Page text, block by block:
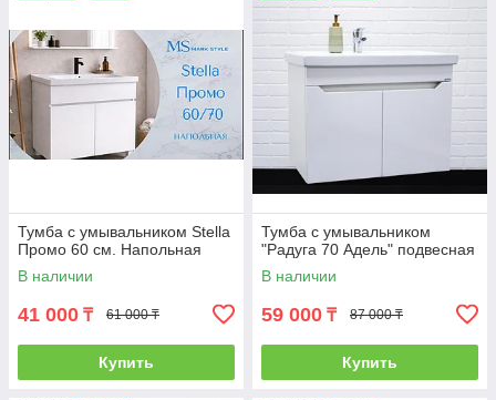
Тумба с умывальником Stella
Промо 60 см. Напольная
В наличии
41 000 ₸ 61 000 ₸
Купить
Тумба с умывальником
"Радуга 70 Адель" подвесная
В наличии
59 000 ₸ 87 000 ₸
Купить